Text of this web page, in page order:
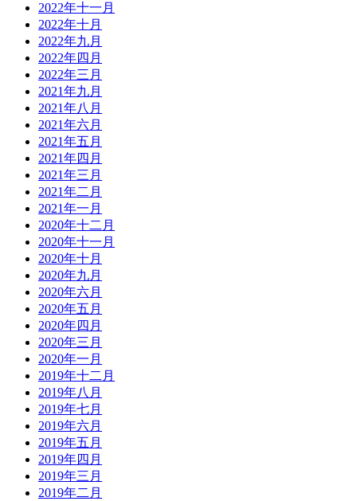
2022年十一月
2022年十月
2022年九月
2022年四月
2022年三月
2021年九月
2021年八月
2021年六月
2021年五月
2021年四月
2021年三月
2021年二月
2021年一月
2020年十二月
2020年十一月
2020年十月
2020年九月
2020年六月
2020年五月
2020年四月
2020年三月
2020年一月
2019年十二月
2019年八月
2019年七月
2019年六月
2019年五月
2019年四月
2019年三月
2019年二月